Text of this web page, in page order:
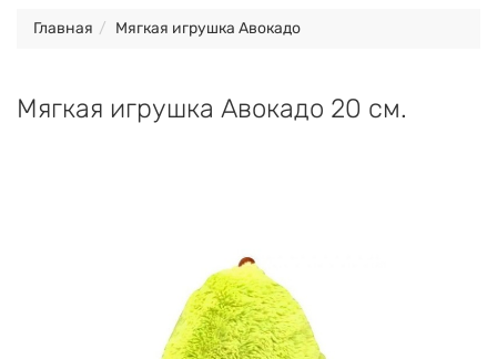
Главная Мягкая игрушка Авокадо
Мягкая игрушка Авокадо 20 см.